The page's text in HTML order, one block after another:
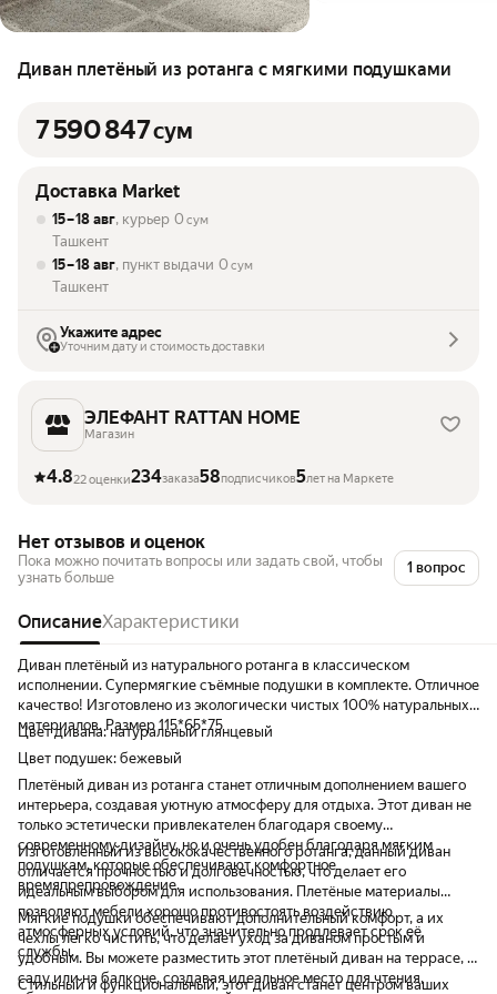
Диван плетёный из ротанга с мягкими подушками
7 590 847сум
Доставка Market
15 – 18 авг, курьер 0 сум
Ташкент
15 – 18 авг, пункт выдачи 0 сум
Ташкент
Укажите адрес
Уточним дату и стоимость доставки
ЭЛЕФАНТ RATTAN HOME
Магазин
4.822 оценки234заказа58подписчиков5лет на Маркете
Нет отзывов и оценок
Пока можно почитать вопросы или задать свой, чтобы
узнать больше
1 вопрос
ОписаниеХарактеристики
Диван плетёный из натурального ротанга в классическом
исполнении. Супермягкие съёмные подушки в комплекте. Отличное
качество! Изготовлено из экологически чистых 100% натуральных
материалов. Размер 115*65*75
Цвет дивана: натуральный глянцевый
Цвет подушек: бежевый
Плетёный диван из ротанга станет отличным дополнением вашего
интерьера, создавая уютную атмосферу для отдыха. Этот диван не
только эстетически привлекателен благодаря своему
современному дизайну, но и очень удобен благодаря мягким
подушкам, которые обеспечивают комфортное
времяпрепровождение.
Изготовленный из высококачественного ротанга, данный диван
отличается прочностью и долговечностью, что делает его
идеальным выбором для использования. Плетёные материалы
позволяют мебели хорошо противостоять воздействию
атмосферных условий, что значительно продлевает срок её
службы.
Мягкие подушки обеспечивают дополнительный комфорт, а их
чехлы легко чистить, что делает уход за диваном простым и
удобным. Вы можете разместить этот плетёный диван на террасе, в
саду или на балконе, создавая идеальное место для чтения,
Стильный и функциональный, этот диван станет центром ваших